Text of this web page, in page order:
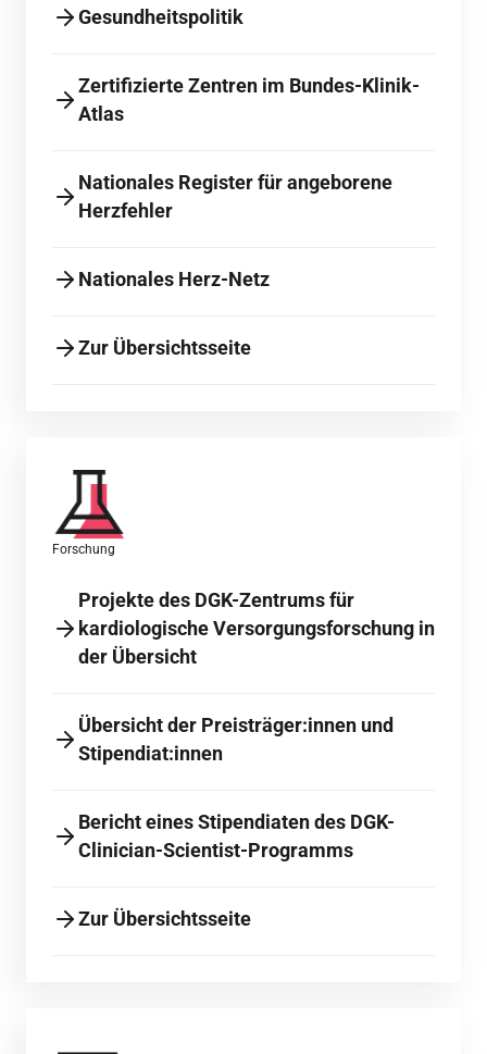
Gesundheitspolitik
Zertifizierte Zentren im Bundes-Klinik-
Atlas
Nationales Register für angeborene
Herzfehler
Nationales Herz-Netz
Zur Übersichtsseite
Forschung
Projekte des DGK-Zentrums für
kardiologische Versorgungsforschung in
der Übersicht
Übersicht der Preisträger:innen und
Stipendiat:innen
Bericht eines Stipendiaten des DGK-
Clinician-Scientist-Programms
Zur Übersichtsseite